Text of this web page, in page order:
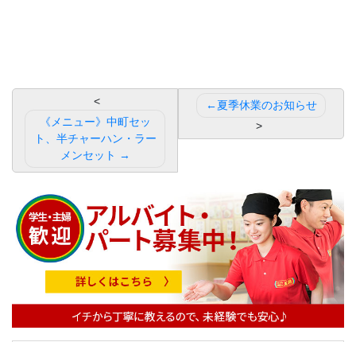
ビ
ー
シ
夏季休業のお知らせ
《メニュー》中町セッ
ト、半チャーハン・ラー
メンセット